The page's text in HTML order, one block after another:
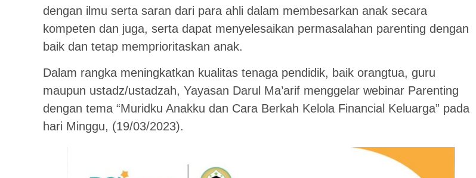
dengan ilmu serta saran dari para ahli dalam membesarkan anak secara
kompeten dan juga, serta dapat menyelesaikan permasalahan parenting dengan
baik dan tetap memprioritaskan anak.
Dalam rangka meningkatkan kualitas tenaga pendidik, baik orangtua, guru
maupun ustadz/ustadzah, Yayasan Darul Ma’arif menggelar webinar Parenting
dengan tema “Muridku Anakku dan Cara Berkah Kelola Financial Keluarga” pada
hari Minggu, (19/03/2023).